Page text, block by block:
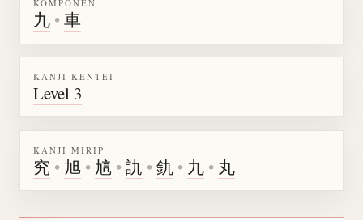
KOMPONEN
九 •車
KANJI KENTEI
Level 3
KANJI MIRIP
究 • 旭 • 訄 •訅 •釚 • 九 • 丸